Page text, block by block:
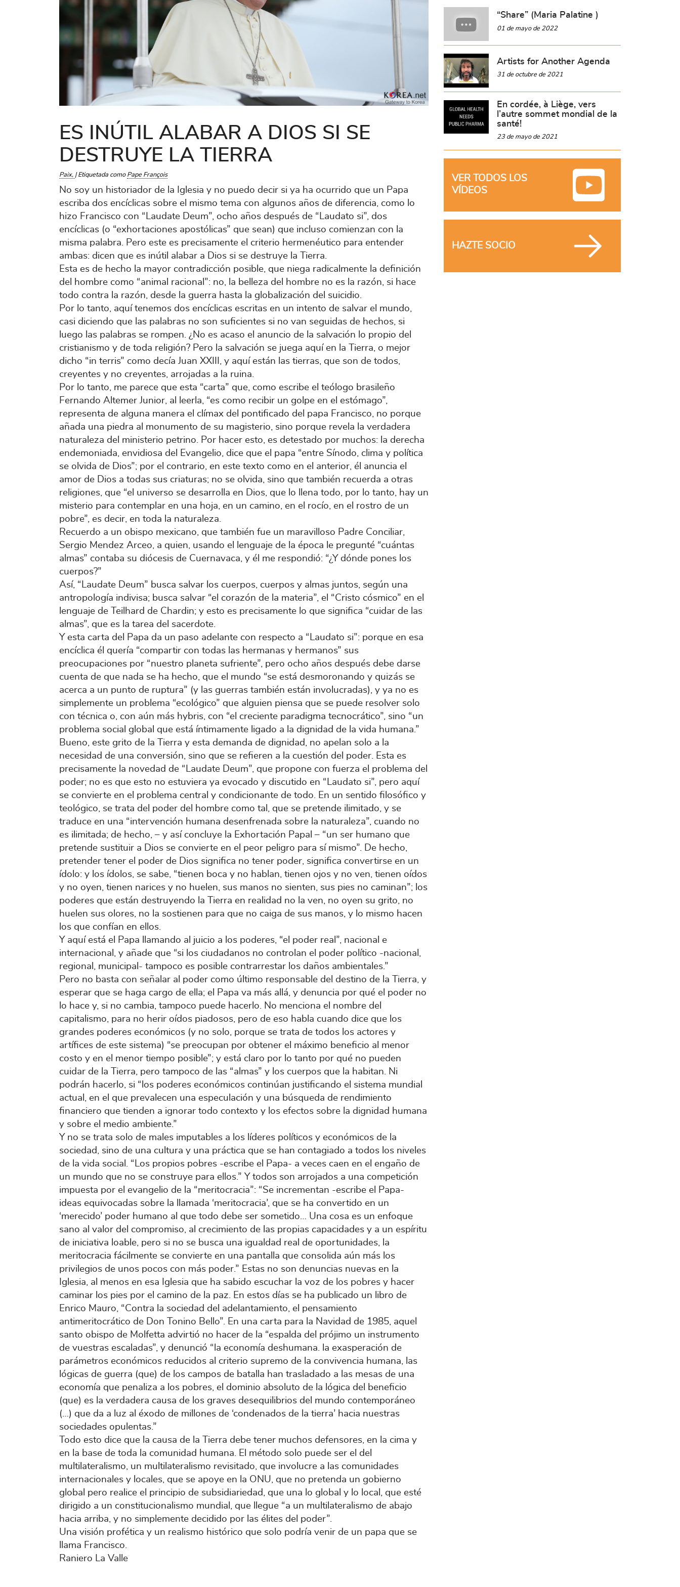
ES INÚTIL ALABAR A DIOS SI SE
DESTRUYE LA TIERRA
Paix |Etiquetada como Pape François
No soy un historiador de la Iglesia y no puedo decir si ya ha ocurrido que un Papa
escriba dos encíclicas sobre el mismo tema con algunos años de diferencia, como lo
hizo Francisco con “Laudate Deum”, ocho años después de “Laudato si”, dos
encíclicas (o “exhortaciones apostólicas” que sean) que incluso comienzan con la
misma palabra. Pero este es precisamente el criterio hermenéutico para entender
ambas: dicen que es inútil alabar a Dios si se destruye la Tierra.
Esta es de hecho la mayor contradicción posible, que niega radicalmente la definición
del hombre como “animal racional”: no, la belleza del hombre no es la razón, si hace
todo contra la razón, desde la guerra hasta la globalización del suicidio.
Por lo tanto, aquí tenemos dos encíclicas escritas en un intento de salvar el mundo,
casi diciendo que las palabras no son suficientes si no van seguidas de hechos, si
luego las palabras se rompen. ¿No es acaso el anuncio de la salvación lo propio del
cristianismo y de toda religión? Pero la salvación se juega aquí en la Tierra, o mejor
dicho “in terris” como decía Juan XXIII, y aquí están las tierras, que son de todos,
creyentes y no creyentes, arrojadas a la ruina.
Por lo tanto, me parece que esta “carta” que, como escribe el teólogo brasileño
Fernando Altemer Junior, al leerla, “es como recibir un golpe en el estómago”,
representa de alguna manera el clímax del pontificado del papa Francisco, no porque
añada una piedra al monumento de su magisterio, sino porque revela la verdadera
naturaleza del ministerio petrino. Por hacer esto, es detestado por muchos: la derecha
endemoniada, envidiosa del Evangelio, dice que el papa “entre Sínodo, clima y política
se olvida de Dios”; por el contrario, en este texto como en el anterior, él anuncia el
amor de Dios a todas sus criaturas; no se olvida, sino que también recuerda a otras
religiones, que “el universo se desarrolla en Dios, que lo llena todo, por lo tanto, hay un
misterio para contemplar en una hoja, en un camino, en el rocío, en el rostro de un
pobre”, es decir, en toda la naturaleza.
Recuerdo a un obispo mexicano, que también fue un maravilloso Padre Conciliar,
Sergio Mendez Arceo, a quien, usando el lenguaje de la época le pregunté “cuántas
almas” contaba su diócesis de Cuernavaca, y él me respondió: “¿Y dónde pones los
cuerpos?”
Así, “Laudate Deum” busca salvar los cuerpos, cuerpos y almas juntos, según una
antropología indivisa; busca salvar “el corazón de la materia”, el “Cristo cósmico” en el
lenguaje de Teilhard de Chardin; y esto es precisamente lo que significa “cuidar de las
almas”, que es la tarea del sacerdote.
Y esta carta del Papa da un paso adelante con respecto a “Laudato si”: porque en esa
encíclica él quería “compartir con todas las hermanas y hermanos” sus
preocupaciones por “nuestro planeta sufriente”, pero ocho años después debe darse
cuenta de que nada se ha hecho, que el mundo “se está desmoronando y quizás se
acerca a un punto de ruptura” (y las guerras también están involucradas), y ya no es
simplemente un problema “ecológico” que alguien piensa que se puede resolver solo
con técnica o, con aún más hybris, con “el creciente paradigma tecnocrático”, sino “un
problema social global que está íntimamente ligado a la dignidad de la vida humana.”
Bueno, este grito de la Tierra y esta demanda de dignidad, no apelan solo a la
necesidad de una conversión, sino que se refieren a la cuestión del poder. Esta es
precisamente la novedad de “Laudate Deum”, que propone con fuerza el problema del
poder; no es que esto no estuviera ya evocado y discutido en “Laudato si”, pero aquí
se convierte en el problema central y condicionante de todo. En un sentido filosófico y
teológico, se trata del poder del hombre como tal, que se pretende ilimitado, y se
traduce en una “intervención humana desenfrenada sobre la naturaleza”, cuando no
es ilimitada; de hecho, – y así concluye la Exhortación Papal – “un ser humano que
pretende sustituir a Dios se convierte en el peor peligro para sí mismo”. De hecho,
pretender tener el poder de Dios significa no tener poder, significa convertirse en un
ídolo: y los ídolos, se sabe, “tienen boca y no hablan, tienen ojos y no ven, tienen oídos
y no oyen, tienen narices y no huelen, sus manos no sienten, sus pies no caminan”; los
poderes que están destruyendo la Tierra en realidad no la ven, no oyen su grito, no
huelen sus olores, no la sostienen para que no caiga de sus manos, y lo mismo hacen
los que confían en ellos.
Y aquí está el Papa llamando al juicio a los poderes, “el poder real”, nacional e
internacional, y añade que “si los ciudadanos no controlan el poder político -nacional,
regional, municipal- tampoco es posible contrarrestar los daños ambientales.”
Pero no basta con señalar al poder como último responsable del destino de la Tierra, y
esperar que se haga cargo de ella; el Papa va más allá, y denuncia por qué el poder no
lo hace y, si no cambia, tampoco puede hacerlo. No menciona el nombre del
capitalismo, para no herir oídos piadosos, pero de eso habla cuando dice que los
grandes poderes económicos (y no solo, porque se trata de todos los actores y
artífices de este sistema) “se preocupan por obtener el máximo beneficio al menor
costo y en el menor tiempo posible”; y está claro por lo tanto por qué no pueden
cuidar de la Tierra, pero tampoco de las “almas” y los cuerpos que la habitan. Ni
podrán hacerlo, si “los poderes económicos continúan justificando el sistema mundial
actual, en el que prevalecen una especulación y una búsqueda de rendimiento
financiero que tienden a ignorar todo contexto y los efectos sobre la dignidad humana
y sobre el medio ambiente.”
Y no se trata solo de males imputables a los líderes políticos y económicos de la
sociedad, sino de una cultura y una práctica que se han contagiado a todos los niveles
de la vida social. “Los propios pobres -escribe el Papa- a veces caen en el engaño de
un mundo que no se construye para ellos.” Y todos son arrojados a una competición
impuesta por el evangelio de la “meritocracia”: “Se incrementan -escribe el Papa-
ideas equivocadas sobre la llamada ‘meritocracia’, que se ha convertido en un
‘merecido’ poder humano al que todo debe ser sometido… Una cosa es un enfoque
sano al valor del compromiso, al crecimiento de las propias capacidades y a un espíritu
de iniciativa loable, pero si no se busca una igualdad real de oportunidades, la
meritocracia fácilmente se convierte en una pantalla que consolida aún más los
privilegios de unos pocos con más poder.” Estas no son denuncias nuevas en la
Iglesia, al menos en esa Iglesia que ha sabido escuchar la voz de los pobres y hacer
caminar los pies por el camino de la paz. En estos días se ha publicado un libro de
Enrico Mauro, “Contra la sociedad del adelantamiento, el pensamiento
antimeritocrático de Don Tonino Bello”. En una carta para la Navidad de 1985, aquel
santo obispo de Molfetta advirtió no hacer de la “espalda del prójimo un instrumento
de vuestras escaladas”, y denunció “la economía deshumana. la exasperación de
parámetros económicos reducidos al criterio supremo de la convivencia humana, las
lógicas de guerra (que) de los campos de batalla han trasladado a las mesas de una
economía que penaliza a los pobres, el dominio absoluto de la lógica del beneficio
(que) es la verdadera causa de los graves desequilibrios del mundo contemporáneo
(…) que da a luz al éxodo de millones de ‘condenados de la tierra’ hacia nuestras
sociedades opulentas.”
Todo esto dice que la causa de la Tierra debe tener muchos defensores, en la cima y
en la base de toda la comunidad humana. El método solo puede ser el del
multilateralismo, un multilateralismo revisitado, que involucre a las comunidades
internacionales y locales, que se apoye en la ONU, que no pretenda un gobierno
global pero realice el principio de subsidiariedad, que una lo global y lo local, que esté
dirigido a un constitucionalismo mundial, que llegue “a un multilateralismo de abajo
hacia arriba, y no simplemente decidido por las élites del poder”.
Una visión profética y un realismo histórico que solo podría venir de un papa que se
llama Francisco.
Raniero La Valle
“Share” (Maria Palatine )
01 de mayo de 2022
Artists for Another Agenda
31 de octubre de 2021
En cordée, à Liège, vers
l’autre sommet mondial de la
santé!
23 de mayo de 2021
VER TODOS LOS
VÍDEOS
HAZTE SOCIO